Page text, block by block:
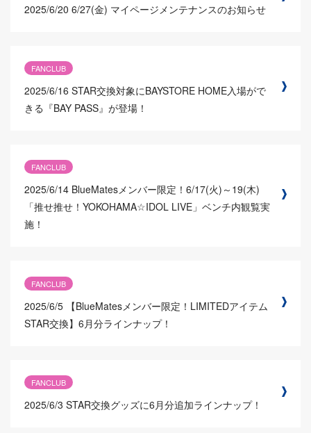
2025/6/20 6/27(金) マイページメンテナンスのお知らせ
FANCLUB
2025/6/16 STAR交換対象にBAYSTORE HOME入場がで
きる『BAY PASS』が登場！
FANCLUB
2025/6/14 BlueMatesメンバー限定！6/17(火)～19(木)
「推せ推せ！YOKOHAMA☆IDOL LIVE」ベンチ内観覧実
施！
FANCLUB
2025/6/5 【BlueMatesメンバー限定！LIMITEDアイテム
STAR交換】6月分ラインナップ！
FANCLUB
2025/6/3 STAR交換グッズに6月分追加ラインナップ！